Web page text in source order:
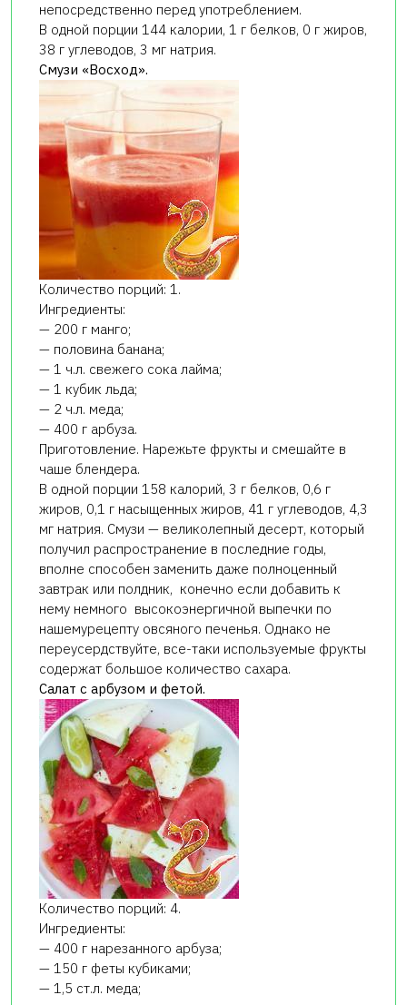
непосредственно перед употреблением.
В одной порции 144 калории, 1 г белков, 0 г жиров,
38 г углеводов, 3 мг натрия.
Смузи «Восход».
Количество порций: 1.
Ингредиенты:
— 200 г манго;
— половина банана;
— 1 ч.л. свежего сока лайма;
— 1 кубик льда;
— 2 ч.л. меда;
— 400 г арбуза.
Приготовление. Нарежьте фрукты и смешайте в
чаше блендера.
В одной порции 158 калорий, 3 г белков, 0,6 г
жиров, 0,1 г насыщенных жиров, 41 г углеводов, 4,3
мг натрия. Смузи — великолепный десерт, который
получил распространение в последние годы,
вполне способен заменить даже полноценный
завтрак или полдник, конечно если добавить к
нему немного высокоэнергичной выпечки по
нашемурецепту овсяного печенья. Однако не
переусердствуйте, все-таки используемые фрукты
содержат большое количество сахара.
Салат с арбузом и фетой.
Количество порций: 4.
Ингредиенты:
— 400 г нарезанного арбуза;
— 150 г феты кубиками;
— 1,5 ст.л. меда;